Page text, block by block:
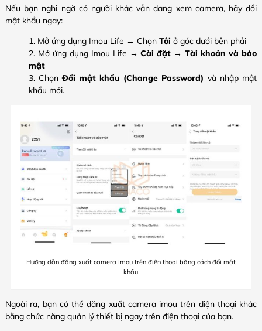
Nếu bạn nghi ngờ có người khác vẫn đang xem camera, hãy đổi
mật khẩu ngay:
Mở ứng dụng Imou Life → Chọn Tôi ở góc dưới bên phải
Mở ứng dụng Imou Life →Cài đặt →Tài khoản và bảo
mật
ChọnĐổi mật khẩu (Change Password) và nhập mật
khẩu mới.
Hướng dẫn đăng xuất camera Imou trên điện thoại bằng cách đổi mật
khẩu
Ngoài ra, bạn có thể đăng xuất camera imou trên điện thoại khác
bằng chức năng quản lý thiết bị ngay trên điện thoại của bạn.